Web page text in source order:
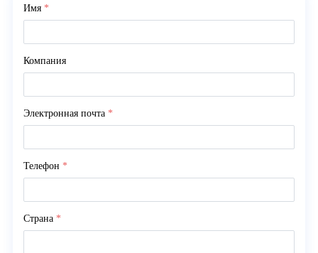
Имя *
Компания
Электронная почта *
Телефон *
Страна *